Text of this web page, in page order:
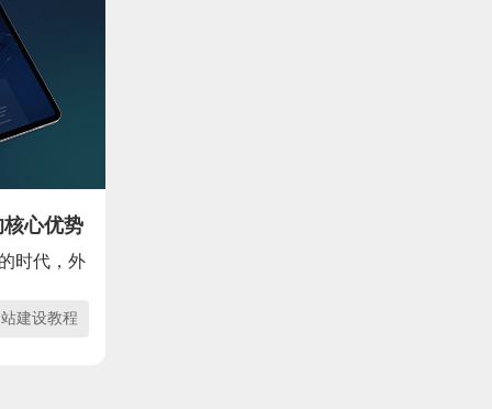
心优势
时代，外
建设教程